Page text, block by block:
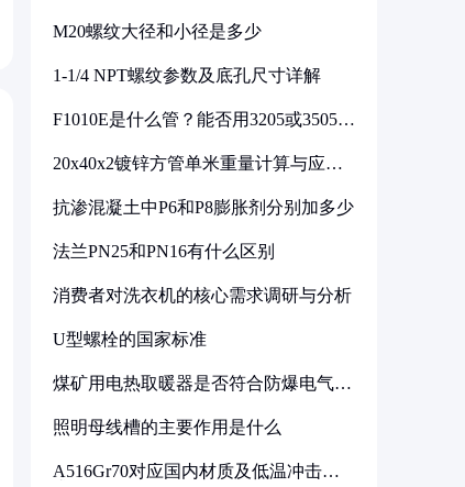
M20螺纹大径和小径是多少
1-1/4 NPT螺纹参数及底孔尺寸详解
F1010E是什么管？能否用3205或3505代
20x40x2镀锌方管单米重量计算与应用
抗渗混凝土中P6和P8膨胀剂分别加多少
法兰PN25和PN16有什么区别
消费者对洗衣机的核心需求调研与分析
U型螺栓的国家标准
煤矿用电热取暖器是否符合防爆电气设
照明母线槽的主要作用是什么
A516Gr70对应国内材质及低温冲击要